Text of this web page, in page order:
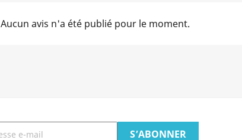
Aucun avis n'a été publié pour le moment.